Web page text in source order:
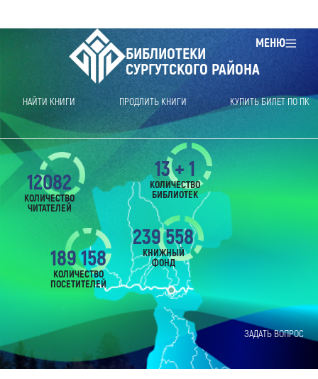
МЕНЮ
БИБЛИОТЕКИ
СУРГУТСКОГО РАЙОНА
НАЙТИ КНИГИ ПРОДЛИТЬ КНИГИ КУПИТЬ БИЛЕТ ПО ПК
ЗАДАТЬ ВОПРОС
12082
КОЛИЧЕСТВО
ЧИТАТЕЛЕЙ
189 158
КОЛИЧЕСТВО
ПОСЕТИТЕЛЕЙ
239 558
КНИЖНЫЙ
ФОНД
13 + 1
КОЛИЧЕСТВО
БИБЛИОТЕК